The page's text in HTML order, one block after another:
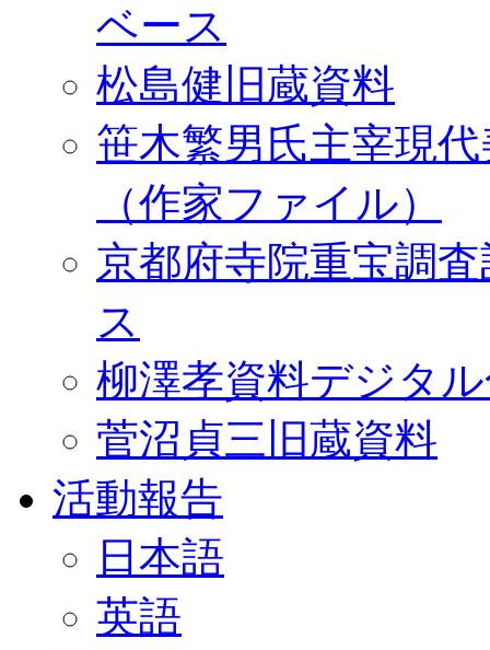
ベース
松島健旧蔵資料
笹木繁男氏主宰現
（作家ファイル）
京都府寺院重宝調
ス
柳澤孝資料デジタ
菅沼貞三旧蔵資料
活動報告
日本語
英語